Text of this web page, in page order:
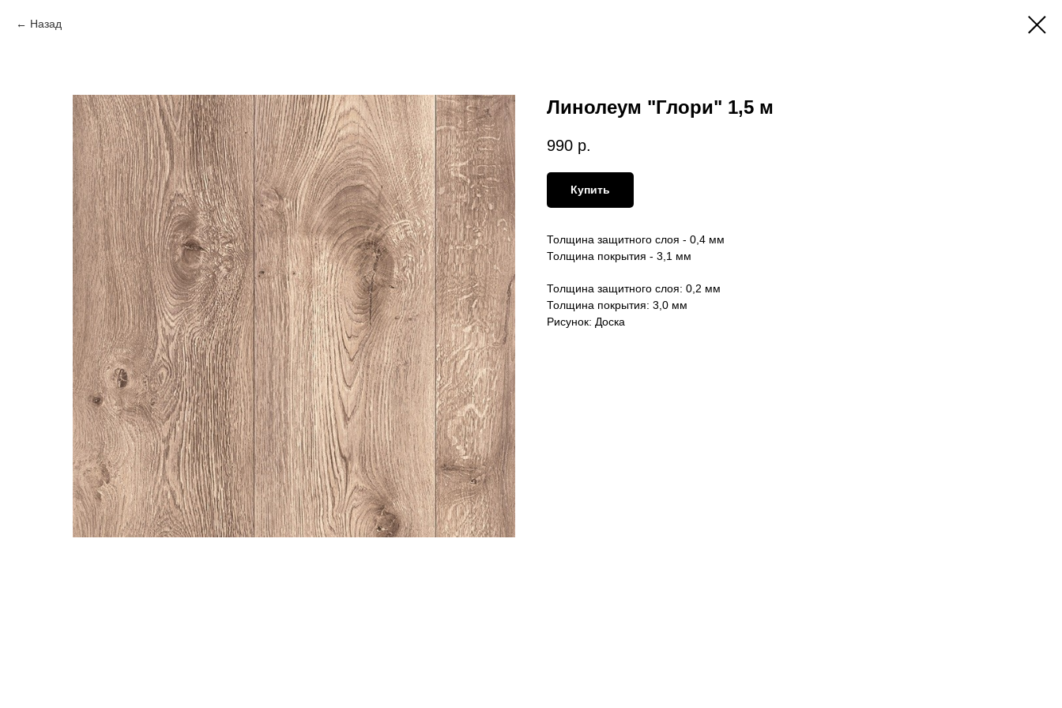
Назад
Линолеум "Глори" 1,5 м
990 р.
Купить
Толщина защитного слоя - 0,4 мм
Толщина покрытия - 3,1 мм
Толщина защитного слоя: 0,2 мм
Толщина покрытия: 3,0 мм
Рисунок: Доска